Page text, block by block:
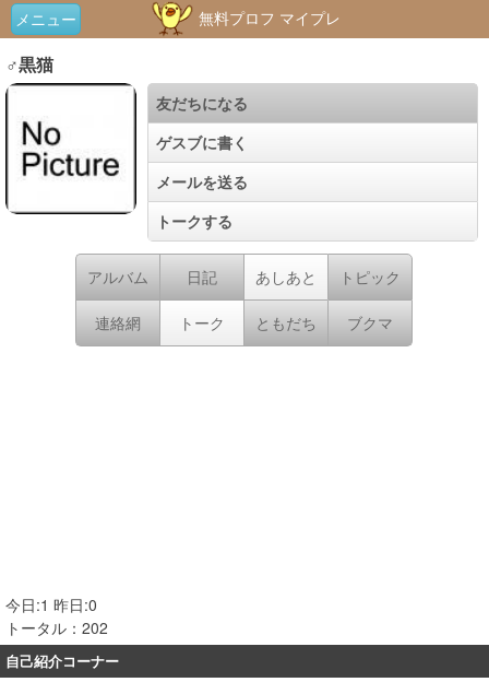
メニュー 無料プロフ マイプレ
♂黒猫
友だちになる
ゲスブに書く
メールを送る
トークする
アルバム 日記 あしあと トピック
連絡網 トーク ともだち ブクマ
今日:1 昨日:0
トータル：202
自己紹介コーナー